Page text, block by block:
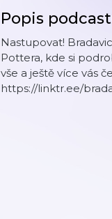
Popis
Nastupovat!
Pottera, kde si
vše a ještě více vás
https://linktr.ee/